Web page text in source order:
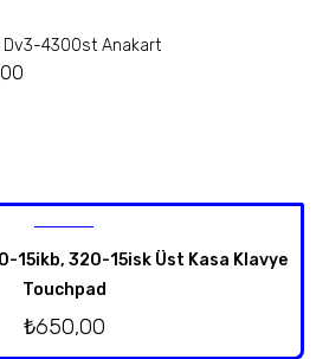
Dv3-4300st Anakart
15ikb, 320-15isk Üst Kasa Klavye
Touchpad
₺650,00